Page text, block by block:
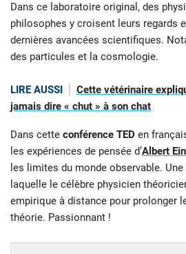
Dans ce laboratoire original, des
philosophes y croisent leurs regards
dernières avancées scientifiques.
des particules et la cosmologie.
LIRE AUSSI
Cette vétérinaire
jamais dire « chut » à son chat
Dans cette conférence TED en
les expériences de pensée d’Albert
les limites du monde observable.
laquelle le célèbre physicien
empirique à distance pour prolonger
théorie. Passionnant !